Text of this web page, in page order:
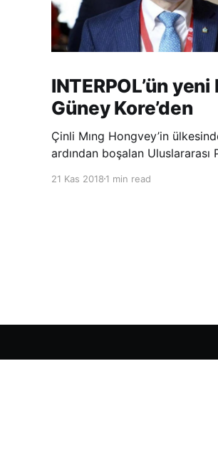
INTERPOL’ün yeni
Güney Kore’den
Çinli Mıng Hongvey’in
ardından boşalan Uluslararası
Jong Yang seçildi. INTERPOL
21 Kas 2018 1 min read